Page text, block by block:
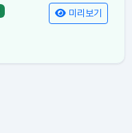
미리보기